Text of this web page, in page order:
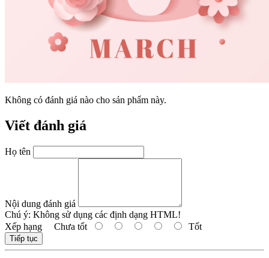
Không có đánh giá nào cho sản phẩm này.
Viết đánh giá
Họ tên
Nội dung đánh giá
Chú ý: Không sử dụng các định dạng HTML!
Xếp hạng Chưa tốt Tốt
Tiếp tục